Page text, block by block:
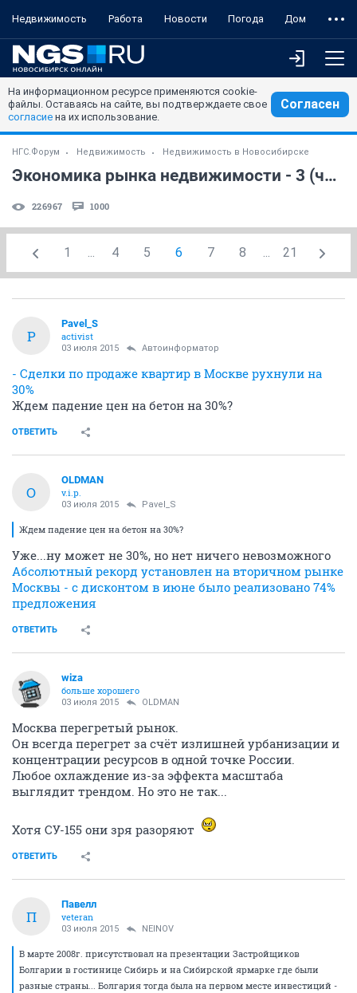
Недвижимость Работа Новости Погода Дом
На информационном ресурсе применяются cookie-
файлы. Оставаясь на сайте, вы подтверждаете свое
согласие на их использование.
Согласен
НГС.Форум Недвижимость Недвижимость в Новосибирске
Экономика рынка недвижимости - 3 (часть 9)
226967 1000
1 ... 4 5 6 7 8 ... 21
P
Pavel_S
activist
03 июля 2015 Автоинформатор
- Сделки по продаже квартир в Москве рухнули на
30%
Ждем падение цен на бетон на 30%?
ОТВЕТИТЬ
O
OLDMAN
v.i.p.
03 июля 2015 Pavel_S
Ждем падение цен на бетон на 30%?
Уже...ну может не 30%, но нет ничего невозможного
Абсолютный рекорд установлен на вторичном рынке
Москвы - с дисконтом в июне было реализовано 74%
предложения
ОТВЕТИТЬ
wiza
больше хорошего
03 июля 2015 OLDMAN
Москва перегретый рынок.
Он всегда перегрет за счёт излишней урбанизации и
концентрации ресурсов в одной точке России.
Любое охлаждение из-за эффекта масштаба
выглядит трендом. Но это не так...
Хотя СУ-155 они зря разоряют
ОТВЕТИТЬ
П
Павелл
veteran
03 июля 2015 NEINOV
В марте 2008г. присутствовал на презентации Застройщиков
Болгарии в гостинице Сибирь и на Сибирской ярмарке где были
разные страны... Болгария тогда была на первом месте инвестиций -